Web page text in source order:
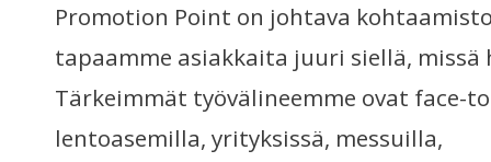
Promotion Point on johtava
tapaamme asiakkaita juuri siellä, missä
Tärkeimmät työvälineemme ovat face-
lentoasemilla, yrityksissä, messuilla,